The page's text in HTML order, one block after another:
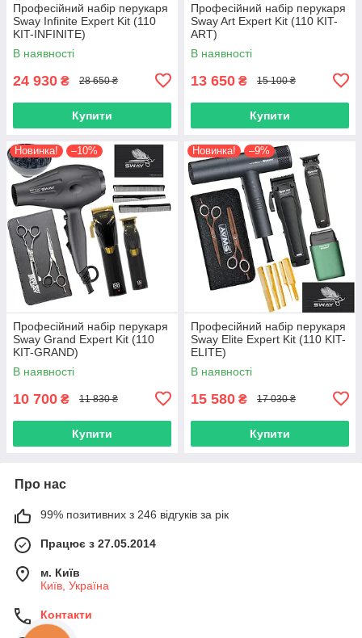
Професійний набір перукаря
Sway Infinite Expert Kit (110
KIT-INFINITE)
В наявності
24 930 ₴ 28 650 ₴
Купити
Професійний набір перукаря
Sway Art Expert Kit (110 KIT-
ART)
В наявності
13 650 ₴ 15 100 ₴
Купити
Новинка! –10%
Професійний набір перукаря
Sway Grand Expert Kit (110
KIT-GRAND)
В наявності
10 700 ₴ 11 830 ₴
Купити
Новинка! –9%
Професійний набір перукаря
Sway Elite Expert Kit (110 KIT-
ELITE)
В наявності
15 580 ₴ 17 030 ₴
Купити
Про нас
99% позитивних з 246 відгуків за рік
Працює з 27.05.2014
м. Київ
Київ, Україна
Контакти